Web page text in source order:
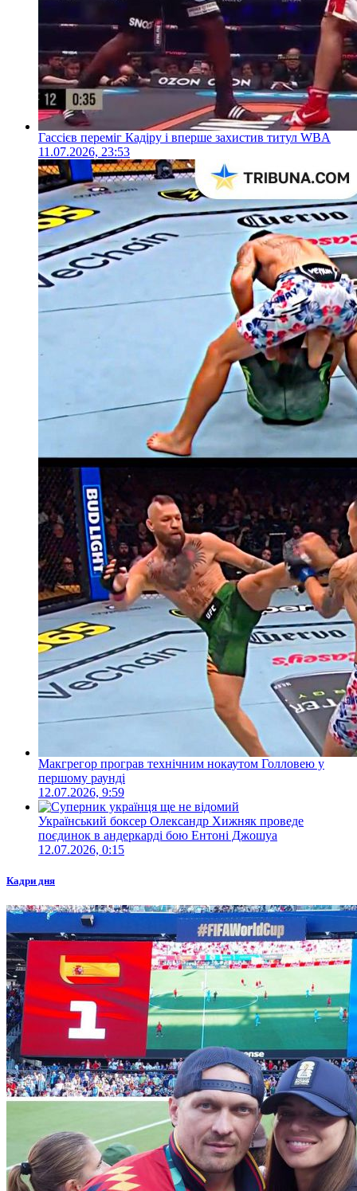
Гассієв переміг Кадіру і вперше захистив титул WBA
11.07.2026, 23:53
Макгрегор програв технічним нокаутом Голловею у
першому раунді
12.07.2026, 9:59
Український боксер Олександр Хижняк проведе
поєдинок в андеркарді бою Ентоні Джошуа
12.07.2026, 0:15
Кадри дня